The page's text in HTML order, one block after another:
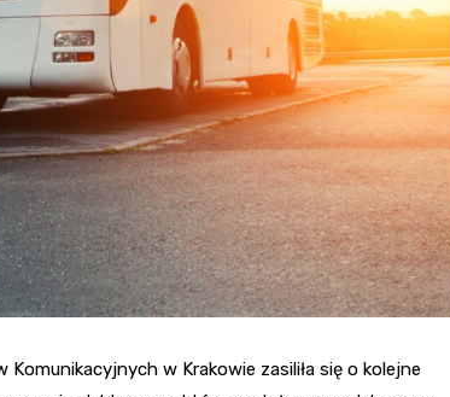
w Krakowie zasiliła się o kolejne